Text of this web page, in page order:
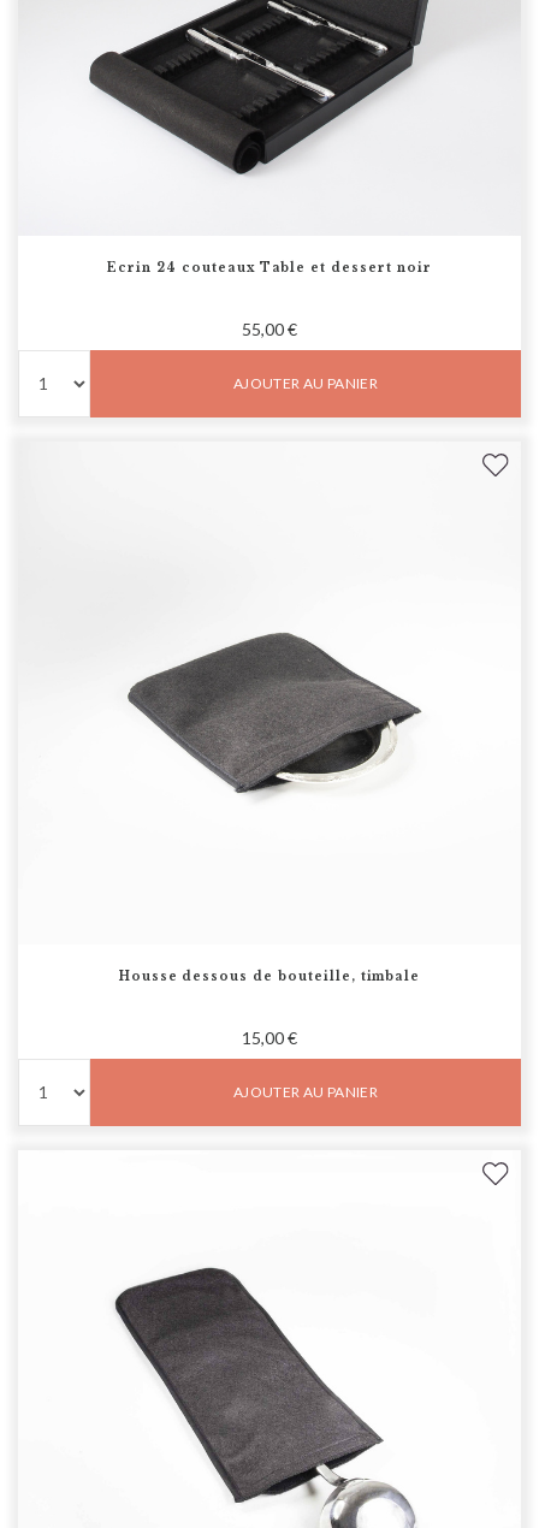
Ecrin 24 couteaux Table et dessert noir
55,00 €
AJOUTER AU PANIER
Housse dessous de bouteille, timbale
15,00 €
AJOUTER AU PANIER